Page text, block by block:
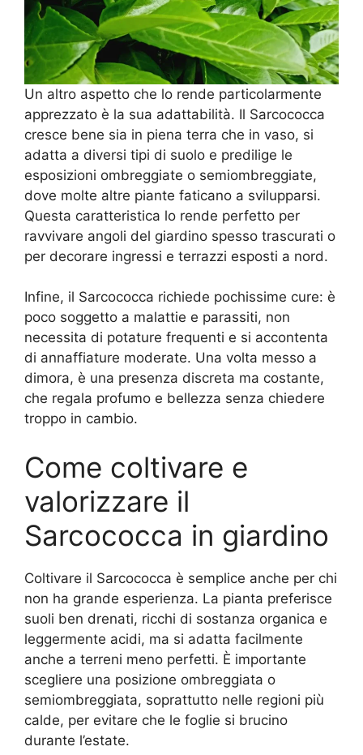
Un altro aspetto che lo rende particolarmente
apprezzato è la sua adattabilità. Il Sarcococca
cresce bene sia in piena terra che in vaso, si
adatta a diversi tipi di suolo e predilige le
esposizioni ombreggiate o semiombreggiate,
dove molte altre piante faticano a svilupparsi.
Questa caratteristica lo rende perfetto per
ravvivare angoli del giardino spesso trascurati o
per decorare ingressi e terrazzi esposti a nord.
Infine, il Sarcococca richiede pochissime cure: è
poco soggetto a malattie e parassiti, non
necessita di potature frequenti e si accontenta
di annaffiature moderate. Una volta messo a
dimora, è una presenza discreta ma costante,
che regala profumo e bellezza senza chiedere
troppo in cambio.
Come coltivare e
valorizzare il
Sarcococca in giardino
Coltivare il Sarcococca è semplice anche per chi
non ha grande esperienza. La pianta preferisce
suoli ben drenati, ricchi di sostanza organica e
leggermente acidi, ma si adatta facilmente
anche a terreni meno perfetti. È importante
scegliere una posizione ombreggiata o
semiombreggiata, soprattutto nelle regioni più
calde, per evitare che le foglie si brucino
durante l’estate.